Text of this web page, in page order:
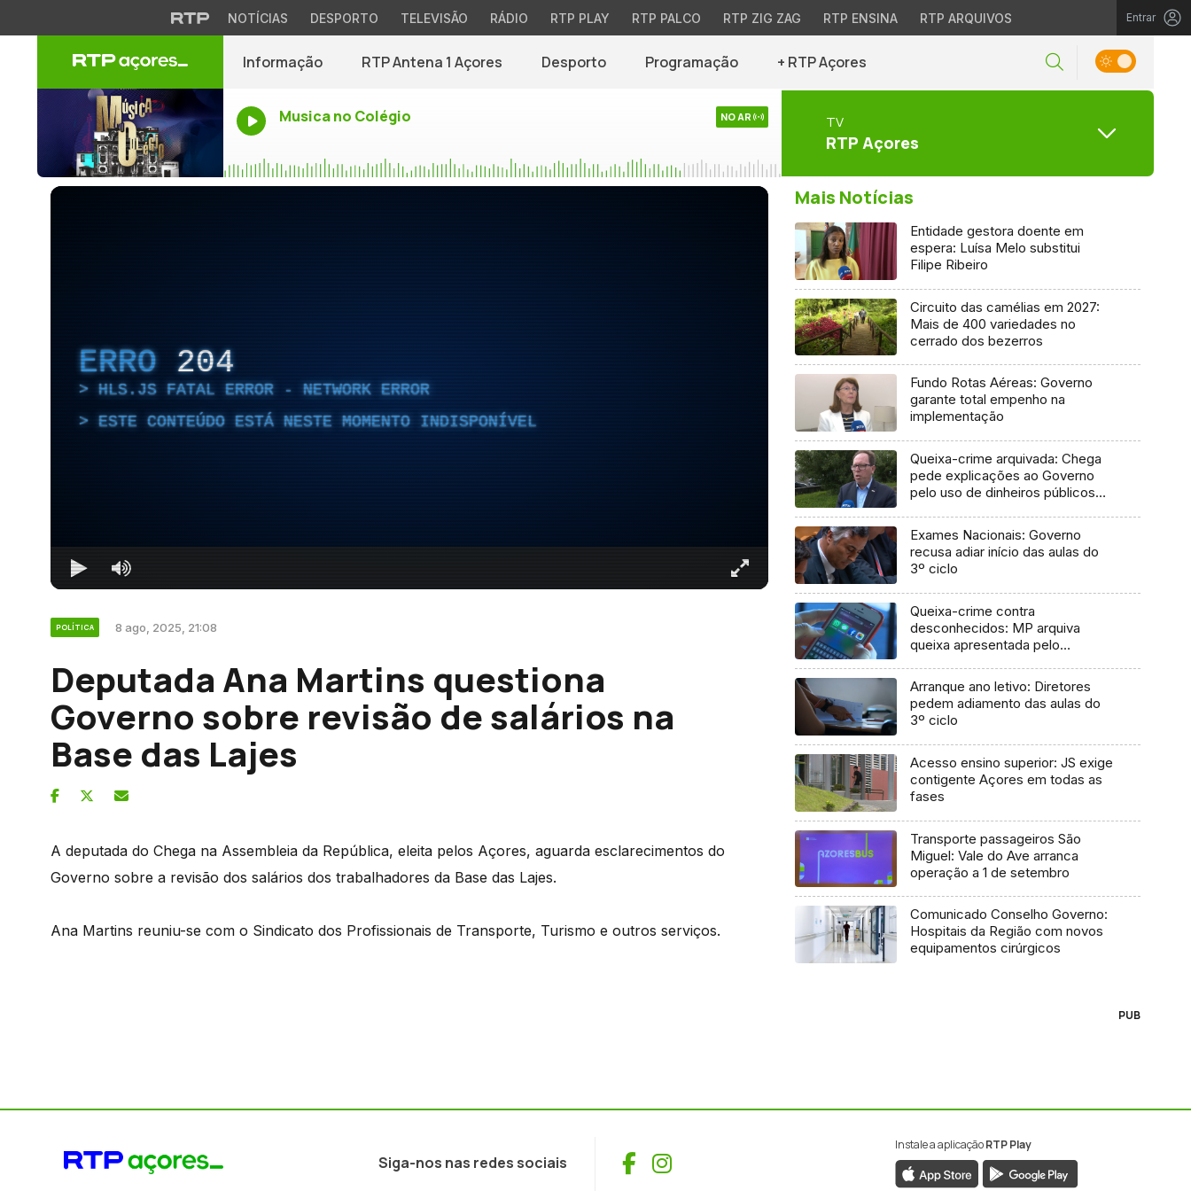
NOTÍCIAS DESPORTO TELEVISÃO RÁDIO RTP PLAY RTP PALCO RTP ZIG ZAG RTP ENSINA RTP ARQUIVOS Entrar
Informação RTP Antena 1 Açores Desporto Programação + RTP Açores
Musica no Colégio NO AR TV
RTP Açores
ERRO 204
HLS.JS FATAL ERROR - NETWORK ERROR
ESTE CONTEÚDO ESTÁ NESTE MOMENTO INDISPONÍVEL
POLÍTICA 8 ago, 2025, 21:08
Deputada Ana Martins questiona
Governo sobre revisão de salários na
Base das Lajes
A deputada do Chega na Assembleia da República, eleita pelos Açores, aguarda esclarecimentos do
Governo sobre a revisão dos salários dos trabalhadores da Base das Lajes.
Ana Martins reuniu-se com o Sindicato dos Profissionais de Transporte, Turismo e outros serviços.
Mais Notícias
Entidade gestora doente em
espera: Luísa Melo substitui
Filipe Ribeiro
Circuito das camélias em 2027:
Mais de 400 variedades no
cerrado dos bezerros
Fundo Rotas Aéreas: Governo
garante total empenho na
implementação
Queixa-crime arquivada: Chega
pede explicações ao Governo
pelo uso de dinheiros públicos
Exames Nacionais: Governo
recusa adiar início das aulas do
3º ciclo
Queixa-crime contra
desconhecidos: MP arquiva
queixa apresentada pelo
Arranque ano letivo: Diretores
pedem adiamento das aulas do
3º ciclo
Acesso ensino superior: JS exige
contigente Açores em todas as
fases
Transporte passageiros São
Miguel: Vale do Ave arranca
operação a 1 de setembro
Comunicado Conselho Governo:
Hospitais da Região com novos
equipamentos cirúrgicos
PUB
Siga-nos nas redes sociais Facebook
Instagram
Instale a aplicaçãoRTP Play